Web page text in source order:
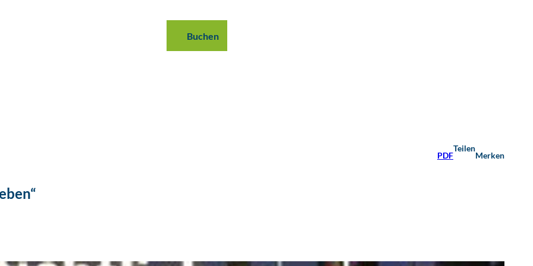
Buchen
PDF
Teilen
Merken